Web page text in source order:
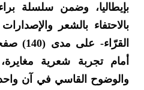
بإيطاليا، وضمن سلسلة
بالاحتفاء بالشعر
القرّاء-
أمام تجربة شعرية
والوضوح القاسي في آن